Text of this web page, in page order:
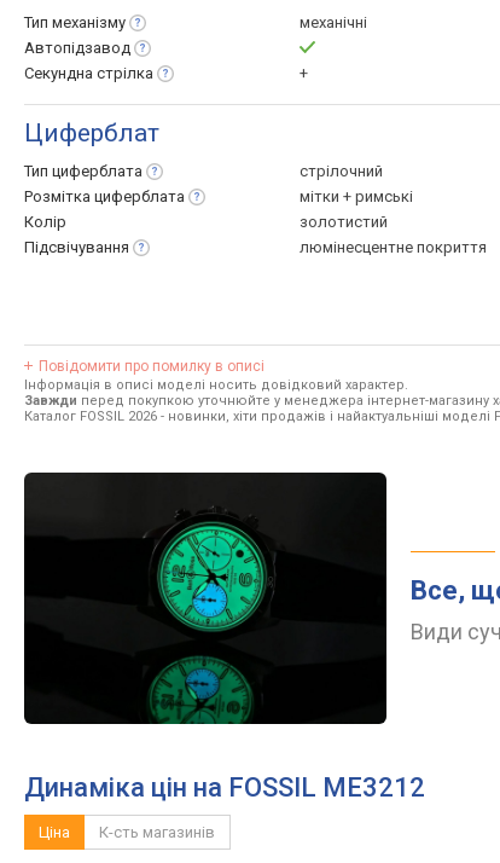
Тип механізму
механічні
Автопідзавод
Секундна стрілка +
Циферблат
Тип циферблата
стрілочний
Розмітка циферблата
мітки + римські
Колір
золотистий
Підсвічування
люмінесцентне покриття
Повідомити про помилку в описі
Інформація в описі моделі носить довідковий характер.
Завжди перед покупкою уточнюйте у менеджера інтернет-магазину
Каталог FOSSIL 2026 - новинки, хіти продажів і найактуальніші моделі
Все,
Види
Динаміка цін на FOSSIL ME3212
Ціна К-сть магазинів